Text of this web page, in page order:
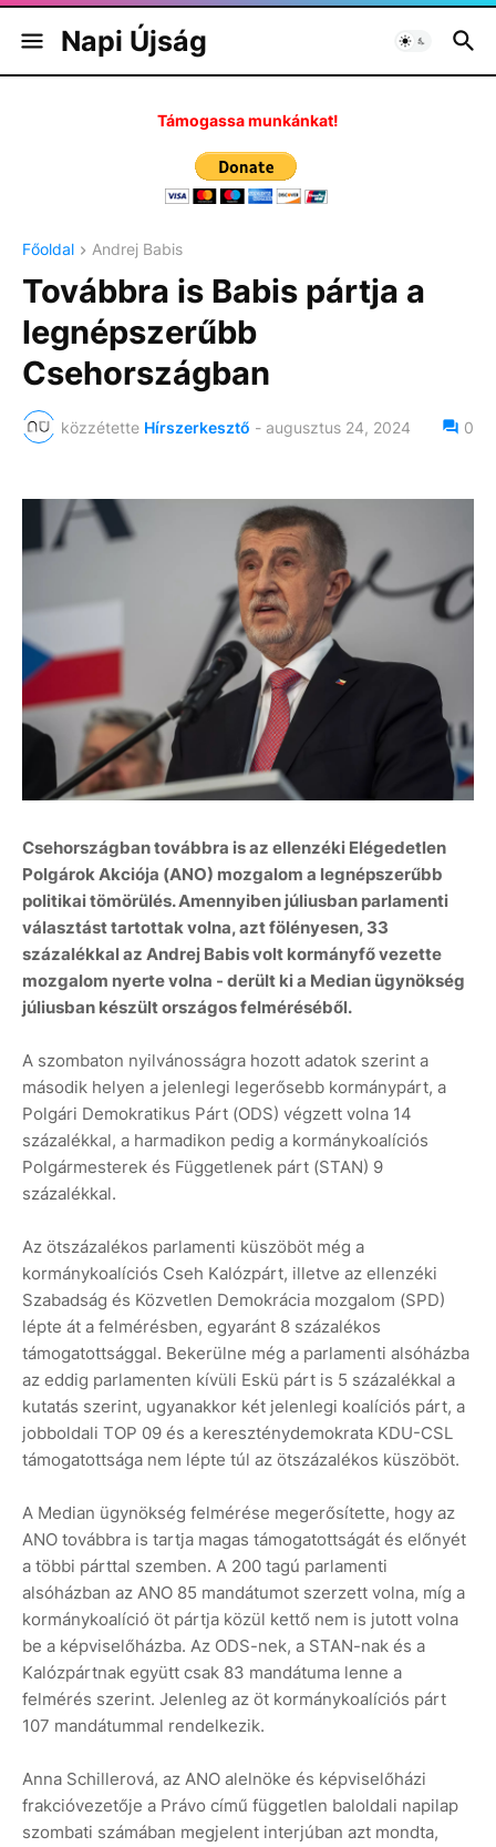
Napi Újság
Támogassa munkánkat!
Főoldal Andrej Babis
Továbbra is Babis pártja a
legnépszerűbb
Csehországban
közzétette Hírszerkesztő - augusztus 24, 2024 0
Csehországban továbbra is az ellenzéki Elégedetlen
Polgárok Akciója (ANO) mozgalom a legnépszerűbb
politikai tömörülés. Amennyiben júliusban parlamenti
választást tartottak volna, azt fölényesen, 33
százalékkal az Andrej Babis volt kormányfő vezette
mozgalom nyerte volna - derült ki a Median ügynökség
júliusban készült országos felméréséből.
A szombaton nyilvánosságra hozott adatok szerint a
második helyen a jelenlegi legerősebb kormánypárt, a
Polgári Demokratikus Párt (ODS) végzett volna 14
százalékkal, a harmadikon pedig a kormánykoalíciós
Polgármesterek és Függetlenek párt (STAN) 9
százalékkal.
Az ötszázalékos parlamenti küszöböt még a
kormánykoalíciós Cseh Kalózpárt, illetve az ellenzéki
Szabadság és Közvetlen Demokrácia mozgalom (SPD)
lépte át a felmérésben, egyaránt 8 százalékos
támogatottsággal. Bekerülne még a parlamenti alsóházba
az eddig parlamenten kívüli Eskü párt is 5 százalékkal a
kutatás szerint, ugyanakkor két jelenlegi koalíciós párt, a
jobboldali TOP 09 és a kereszténydemokrata KDU-CSL
támogatottsága nem lépte túl az ötszázalékos küszöböt.
A Median ügynökség felmérése megerősítette, hogy az
ANO továbbra is tartja magas támogatottságát és előnyét
a többi párttal szemben. A 200 tagú parlamenti
alsóházban az ANO 85 mandátumot szerzett volna, míg a
kormánykoalíció öt pártja közül kettő nem is jutott volna
be a képviselőházba. Az ODS-nek, a STAN-nak és a
Kalózpártnak együtt csak 83 mandátuma lenne a
felmérés szerint. Jelenleg az öt kormánykoalíciós párt
107 mandátummal rendelkezik.
Anna Schillerová, az ANO alelnöke és képviselőházi
frakcióvezetője a Právo című független baloldali napilap
szombati számában megjelent interjúban azt mondta,